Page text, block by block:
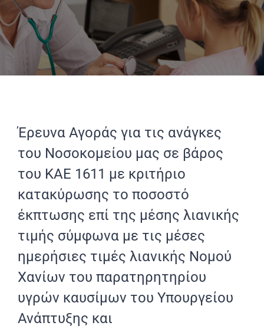
Έρευνα Αγοράς για τις ανάγκες
του Νοσοκομείου μας σε βάρος
του ΚΑΕ 1611 με κριτήριο
κατακύρωσης το ποσοστό
έκπτωσης επί της μέσης λιανικής
τιμής σύμφωνα με τις μέσες
ημερήσιες τιμές λιανικής Νομού
Χανίων του παρατηρητηρίου
υγρών καυσίμων του Υπουργείου
Ανάπτυξης και